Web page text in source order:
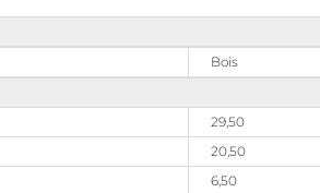
Bois
29,50
20,50
6,50